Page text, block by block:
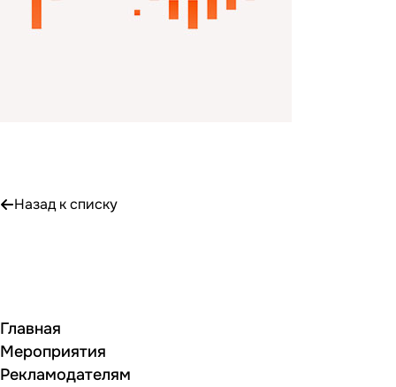
Назад к списку
Главная
Мероприятия
Рекламодателям